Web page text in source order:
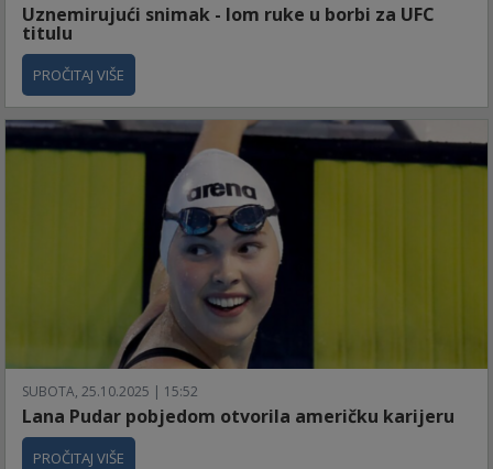
Uznemirujući snimak - lom ruke u borbi za UFC
titulu
PROČITAJ VIŠE
SUBOTA, 25.10.2025 | 15:52
Lana Pudar pobjedom otvorila američku karijeru
PROČITAJ VIŠE